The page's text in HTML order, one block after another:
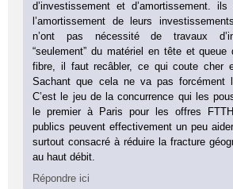
d’investissement et d’amortissement.
l’amortissement de leurs
n’ont pas nécessité de travaux
“seulement” du matériel en tête et
fibre, il faut recâbler, ce qui coute cher
Sachant que cela ne va pas forcément
C’est le jeu de la concurrence qui les
le premier à Paris pour les offres
publics peuvent effectivement un peu
surtout consacré à réduire la fracture
au haut débit.
Répondre ici